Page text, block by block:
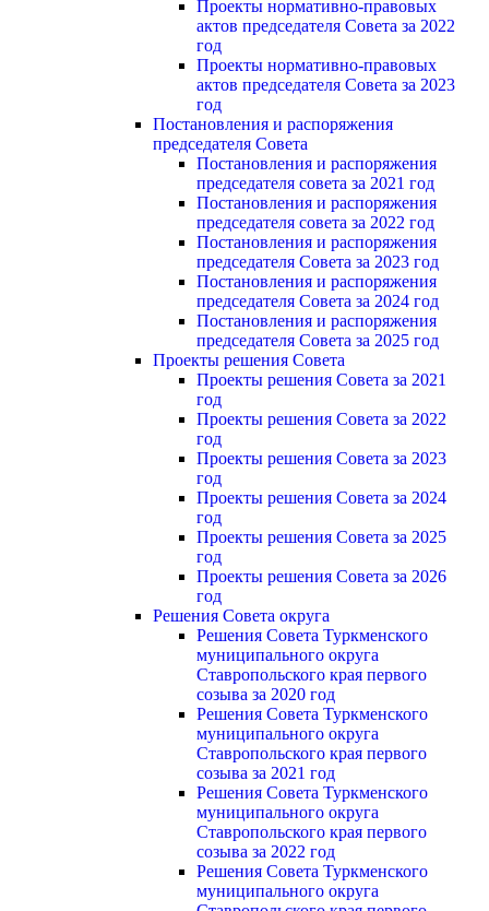
Проекты нормативно-правовых
актов председателя Cовета за 2022
год
Проекты нормативно-правовых
актов председателя Cовета за 2023
год
Постановления и распоряжения
председателя Cовета
Постановления и распоряжения
председателя совета за 2021 год
Постановления и распоряжения
председателя совета за 2022 год
Постановления и распоряжения
председателя Cовета за 2023 год
Постановления и распоряжения
председателя Cовета за 2024 год
Постановления и распоряжения
председателя Cовета за 2025 год
Проекты решения Cовета
Проекты решения Совета за 2021
год
Проекты решения Совета за 2022
год
Проекты решения Cовета за 2023
год
Проекты решения Совета за 2024
год
Проекты решения Совета за 2025
год
Проекты решения Совета за 2026
год
Решения Совета округа
Решения Совета Туркменского
муниципального округа
Ставропольского края первого
созыва за 2020 год
Решения Совета Туркменского
муниципального округа
Ставропольского края первого
созыва за 2021 год
Решения Совета Туркменского
муниципального округа
Ставропольского края первого
созыва за 2022 год
Решения Совета Туркменского
муниципального округа